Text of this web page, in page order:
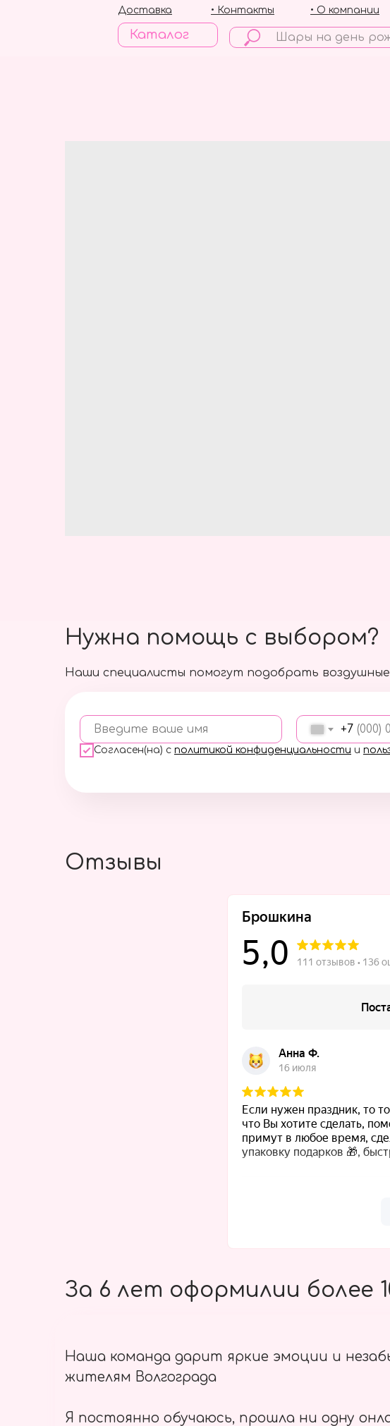
Каталог
• О компании
• Контакты
Доставка
Наши специалисты помогут подобрать
Введите ваше имя +7
Согласен(на) с политикой конфиденциальности и
Нужна помощь с выбором?
Отзывы
За 6 лет оформилии более
Наша команда дарит яркие эмоции и
жителям Волгограда
Я постоянно обучаюсь, прошла ни одну